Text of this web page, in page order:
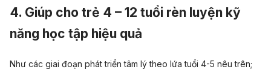
4. Giúp cho trẻ 4 – 12 tuổi rèn luyện kỹ
năng học tập hiệu quả
Như các giai đoạn phát triển tâm lý theo lứa tuổi 4-5 nêu trên;